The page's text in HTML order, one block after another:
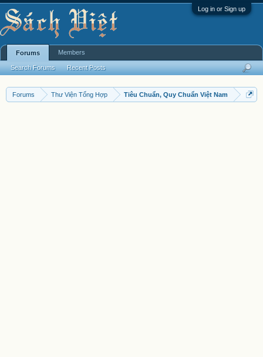
Log in or Sign up
Forums Thư Viện Tổng Hợp Tiêu Chuẩn, Quy Chuẩn Việt Nam
Forums
Search Forums Recent Posts
Members